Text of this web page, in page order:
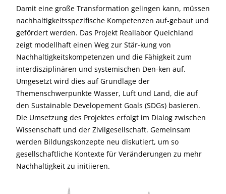
Damit eine große Transformation gelingen kann, müssen
nachhaltigkeitsspezifische Kompetenzen auf-gebaut und
gefördert werden. Das Projekt Reallabor Queichland
zeigt modellhaft einen Weg zur Stär-kung von
Nachhaltigkeitskompetenzen und die Fähigkeit zum
interdisziplinären und systemischen Den-ken auf.
Umgesetzt wird dies auf Grundlage der
Themenschwerpunkte Wasser, Luft und Land, die auf
den Sustainable Developement Goals (SDGs) basieren.
Die Umsetzung des Projektes erfolgt im Dialog zwischen
Wissenschaft und der Zivilgesellschaft. Gemeinsam
werden Bildungskonzepte neu diskutiert, um so
gesellschaftliche Kontexte für Veränderungen zu mehr
Nachhaltigkeit zu initiieren.